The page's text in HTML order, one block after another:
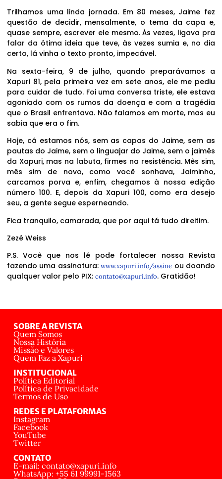
Trilhamos uma linda jornada. Em 80 meses, Jaime fez
questão de decidir, mensalmente, o tema da capa e,
quase sempre, escrever ele mesmo. Às vezes, ligava pra
falar da ótima ideia que teve, às vezes sumia e, no dia
certo, lá vinha o texto pronto, impecável.
Na sexta-feira, 9 de julho, quando preparávamos a
Xapuri 81, pela primeira vez em sete anos, ele me pediu
para cuidar de tudo. Foi uma conversa triste, ele estava
agoniado com os rumos da doença e com a tragédia
que o Brasil enfrentava. Não falamos em morte, mas eu
sabia que era o fim.
Hoje, cá estamos nós, sem as capas do Jaime, sem as
pautas do Jaime, sem o linguajar do Jaime, sem o jaimês
da Xapuri, mas na labuta, firmes na resistência. Mês sim,
mês sim de novo, como você sonhava, Jaiminho,
carcamos porva e, enfim, chegamos à nossa edição
número 100. E, depois da Xapuri 100, como era desejo
seu, a gente segue esperneando.
Fica tranquilo, camarada, que por aqui tá tudo direitim.
Zezé Weiss
P.S. Você que nos lê pode fortalecer nossa Revista
fazendo uma assinatura:www.xapuri.info/assine ou doando
qualquer valor pelo PIX: contato@xapuri.info. Gratidão!
SOBRE A REVISTA
Quem Somos
Nossa História
Missão e Valores
Quem Faz a Xapuri
INSTITUCIONAL
Política Editorial
Política de Privacidade
Termos de Uso
REDES E PLATAFORMAS
Instagram
Facebook
YouTube
Twitter
CONTATO
E-mail: contato@xapuri.info
WhatsApp: +55 61 99991-1563